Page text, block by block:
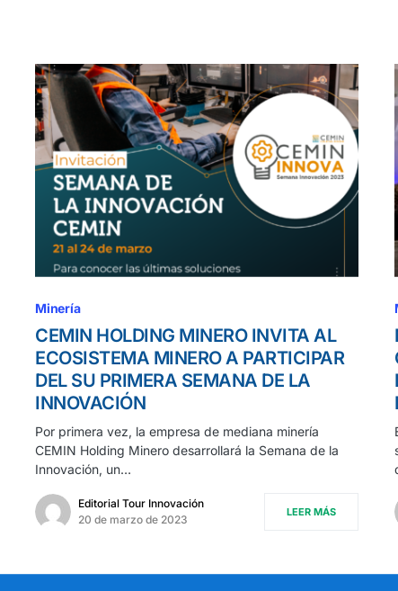
Minería
CEMIN HOLDING MINERO INVITA AL
ECOSISTEMA MINERO A PARTICIPAR
DEL SU PRIMERA SEMANA DE LA
INNOVACIÓN
Por primera vez, la empresa de mediana minería
CEMIN Holding Minero desarrollará la Semana de la
Innovación, un…
Editorial Tour Innovación
20 de marzo de 2023
LEER MÁS